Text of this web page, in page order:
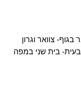
צוואר וגרון
שליטה טבעית- בית שני במפה